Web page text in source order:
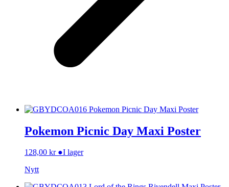
Pokemon Picnic Day Maxi Poster
128,00 kr ●I lager
Nytt